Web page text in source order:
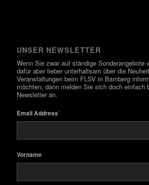
UNSER NEWSLETTER
Wenn Sie zwar auf ständige Sonderangebote
dafür aber lieber unterhaltsam über die
Veranstaltungen beim FLSV in Bamberg
möchten, dann melden Sie sich doch einfach
Newsletter an.
Email Address*
Vorname